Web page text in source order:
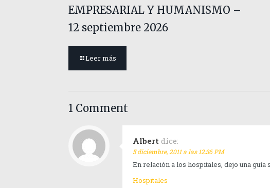
EMPRESARIAL Y HUMANISMO –
12 septiembre 2026
Leer más
1 Comment
Albert dice:
5 diciembre, 2011 a las 12:36 PM
En relación a los hospitales, dejo una guía
Hospitales